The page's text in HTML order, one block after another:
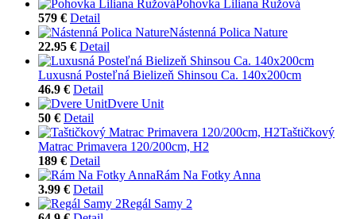
Pohovka Liliana Ružová
579 € Detail
Nástenná Polica Nature
22.95 € Detail
Luxusná Posteľná Bielizeň Shinsou Ca. 140x200cm
46.9 € Detail
Dvere Unit
50 € Detail
Taštičkový
Matrac Primavera 120/200cm, H2
189 € Detail
Rám Na Fotky Anna
3.99 € Detail
Regál Samy 2